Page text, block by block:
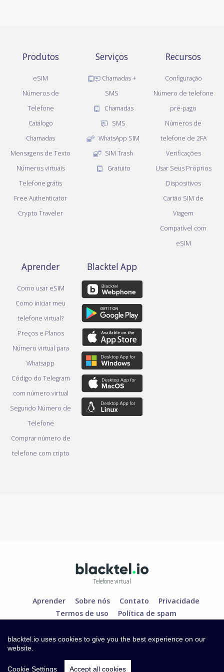
Produtos
eSIM
Números de
Telefone
Catálogo
Chamadas
Mensagens de Texto
Números virtuais
Telefone grátis
Free Authenticator
Crypto Traveler
Serviços
Chamadas +
SMS
Chamadas
SMS
WhatsApp SIM
SIM Trash
Gratuito
Recursos
Configuração
Número de telefone
pré-pago
Números de
telefone de 2FA
Verificações
Usar Seus Próprios
Dispositivos
Cartão SIM de
Viagem
Compatível com
eSIM
Aprender
Como usar eSIM
Como iniciar meu
telefone virtual?
Preços e Planos
Número virtual para
Whatsapp
Código do Telegram
com número virtual
Segundo Número de
Telefone
Comprar número de
telefone com cripto
Blacktel App
Telefone virtual
Aprender Sobre nós Contato
Privacidade
Termos de uso
Política de spam
blacktel.io uses cookies to give you the best experience on our
website.
Cookie Settings Accept all cookies